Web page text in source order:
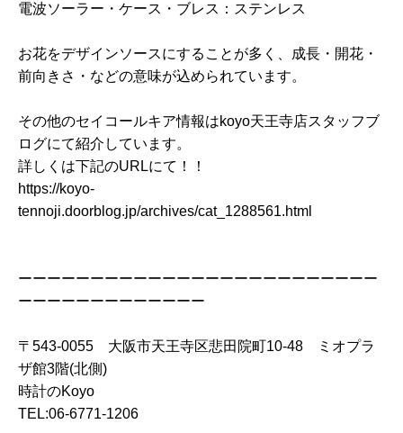
電波ソーラー・ケース・ブレス：ステンレス
お花をデザインソースにすることが多く、成長・開花・
前向きさ・などの意味が込められています。
その他のセイコールキア情報はkoyo天王寺店スタッフブ
ログにて紹介しています。
詳しくは下記のURLにて！！
https://koyo-
tennoji.doorblog.jp/archives/cat_1288561.html
ーーーーーーーーーーーーーーーーーーーーーーーーー
ーーーーーーーーーーーーー
〒543-0055 大阪市天王寺区悲田院町10-48 ミオプラ
ザ館3階(北側)
時計のKoyo
TEL:06-6771-1206